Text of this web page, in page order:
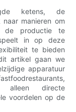
ketens, de
manieren om
de productie te
speelt in op deze
te bieden
artikel gaan we
apparatuur
directe
voordelen op de